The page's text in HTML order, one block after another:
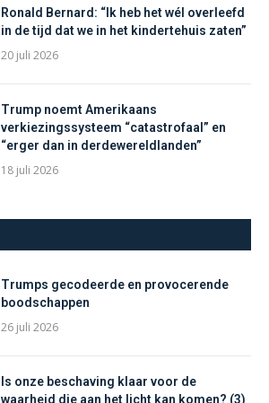
Ronald Bernard: “Ik heb het wél overleefd
in de tijd dat we in het kindertehuis zaten”
20 juli 2026
Trump noemt Amerikaans
verkiezingssysteem “catastrofaal” en
“erger dan in derdewereldlanden”
18 juli 2026
Trumps gecodeerde en provocerende
boodschappen
26 juli 2026
Is onze beschaving klaar voor de
waarheid die aan het licht kan komen? (3)